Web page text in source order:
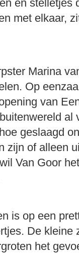
en stelletjes
met elkaar,
Marina
Op
van
al
geslaagd
zijn of alleen
Van Goor
is op een
De kleine
het